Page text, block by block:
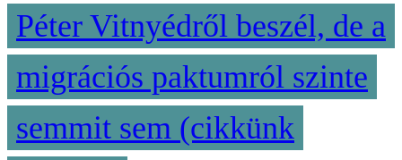
Péter Vitnyédről beszél, de a
migrációs paktumról szinte
semmit sem (cikkünk